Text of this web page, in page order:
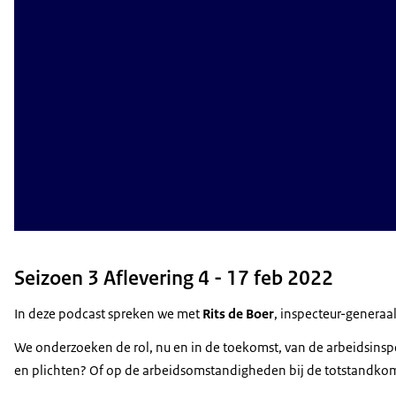
Seizoen 3 Aflevering 4 - 17 feb 2022
In deze podcast spreken we met Rits de Boer, inspecteur-
We onderzoeken de rol, nu en in de toekomst, van de
en plichten? Of op de arbeidsomstandigheden bij de